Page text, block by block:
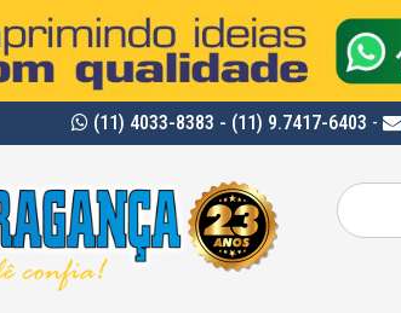
(11) 4033-8383 - (11) 9.7417-6403 -
Pesquisar
por: